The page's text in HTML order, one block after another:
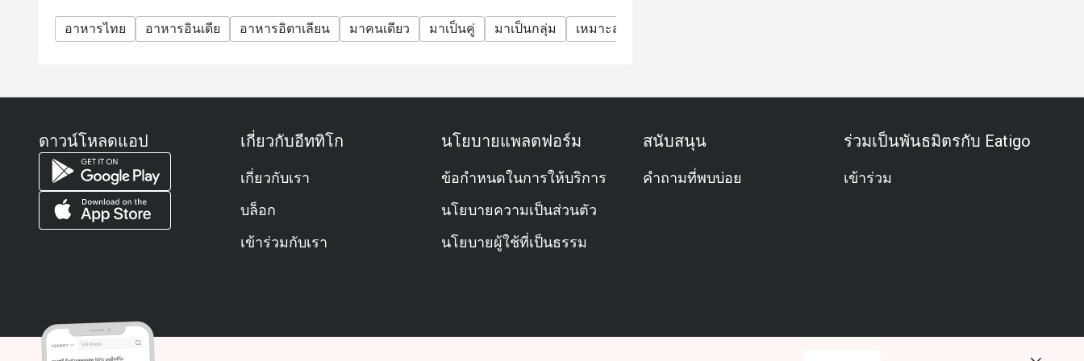
อาหารไทย อาหารอินเดีย อาหารอิตาเลียน มาคนเดียว มาเป็นคู่ มาเป็นกลุ่ม เหมาะสำหรับเด็ก
ดาวน์โหลดแอป เกี่ยวกับอีททิโก
เกี่ยวกับเรา
บล็อก
เข้าร่วมกับเรา
นโยบายแพลตฟอร์ม
ข้อกำหนดในการให้บริการ
นโยบายความเป็นส่วนตัว
นโยบายผู้ใช้ที่เป็นธรรม
สนับสนุน
คำถามที่พบบ่อย
ร่วมเป็นพันธมิตรกับ Eatigo
เข้าร่วม